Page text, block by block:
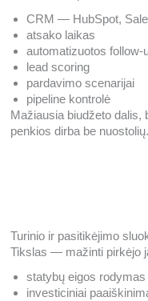
CRM — HubSpot,
atsako laikas
automatizuotos follow-
lead scoring
pardavimo scenarijai
pipeline kontrolė
Mažiausia biudžeto dalis,
penkios dirba be nuostolių.
Turinio ir pasitikėjimo
Tikslas — mažinti pirkėjo
statybų eigos rodymas
investiciniai